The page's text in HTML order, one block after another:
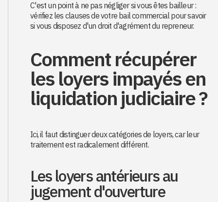
C'est un point à ne pas négliger si vous êtes bailleur :
vérifiez les clauses de votre bail commercial pour savoir
si vous disposez d'un droit d'agrément du repreneur.
Comment récupérer
les loyers impayés en
liquidation judiciaire ?
Ici, il faut distinguer deux catégories de loyers, car leur
traitement est radicalement différent.
Les loyers antérieurs au
jugement d'ouverture